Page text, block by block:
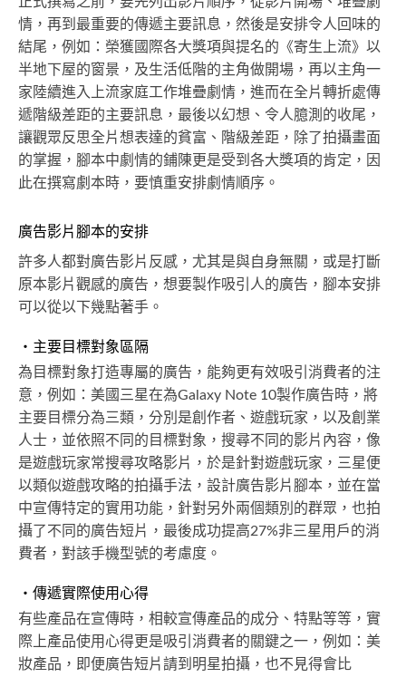
情，再到最重要的傳遞主要訊息，然後是安排令人回味的
結尾，例如：榮獲國際各大獎項與提名的《寄生上流》以
半地下屋的窗景，及生活低階的主角做開場，再以主角一
家陸續進入上流家庭工作堆疊劇情，進而在全片轉折處傳
遞階級差距的主要訊息，最後以幻想、令人臆測的收尾，
讓觀眾反思全片想表達的貧富、階級差距，除了拍攝畫面
的掌握，腳本中劇情的鋪陳更是受到各大獎項的肯定，因
此在撰寫劇本時，要慎重安排劇情順序。
廣告影片腳本的安排
許多人都對廣告影片反感，尤其是與自身無關，或是打斷
原本影片觀感的廣告，想要製作吸引人的廣告，腳本安排
可以從以下幾點著手。
・主要目標對象區隔
為目標對象打造專屬的廣告，能夠更有效吸引消費者的注
意，例如：美國三星在為Galaxy Note 10製作廣告時，將
主要目標分為三類，分別是創作者、遊戲玩家，以及創業
人士，並依照不同的目標對象，搜尋不同的影片內容，像
是遊戲玩家常搜尋攻略影片，於是針對遊戲玩家，三星便
以類似遊戲攻略的拍攝手法，設計廣告影片腳本，並在當
中宣傳特定的實用功能，針對另外兩個類別的群眾，也拍
攝了不同的廣告短片，最後成功提高27%非三星用戶的消
費者，對該手機型號的考慮度。
・傳遞實際使用心得
有些產品在宣傳時，相較宣傳產品的成分、特點等等，實
際上產品使用心得更是吸引消費者的關鍵之一，例如：美
妝產品，即便廣告短片請到明星拍攝，也不見得會比